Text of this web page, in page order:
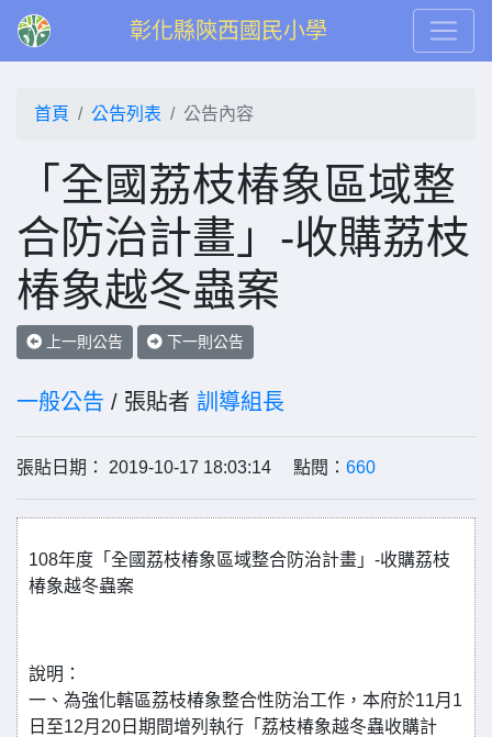
彰化縣陝西國民小學
首頁 公告列表 公告內容
「全國荔枝椿象區域整
合防治計畫」-收購荔枝
椿象越冬蟲案
上一則公告 下一則公告
一般公告 / 張貼者 訓導組長
張貼日期： 2019-10-17 18:03:14 點閱： 660
108年度「全國荔枝椿象區域整合防治計畫」-收購荔枝
椿象越冬蟲案
說明：
一、為強化轄區荔枝椿象整合性防治工作，本府於11月1
日至12月20日期間增列執行「荔枝椿象越冬蟲收購計